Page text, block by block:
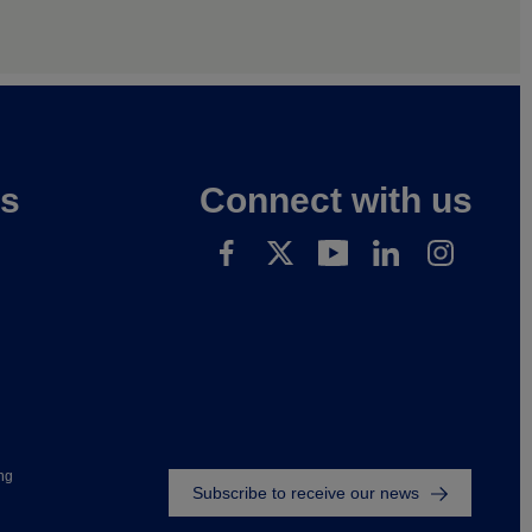
Connect with us
Footer
Subscribe to receive our news